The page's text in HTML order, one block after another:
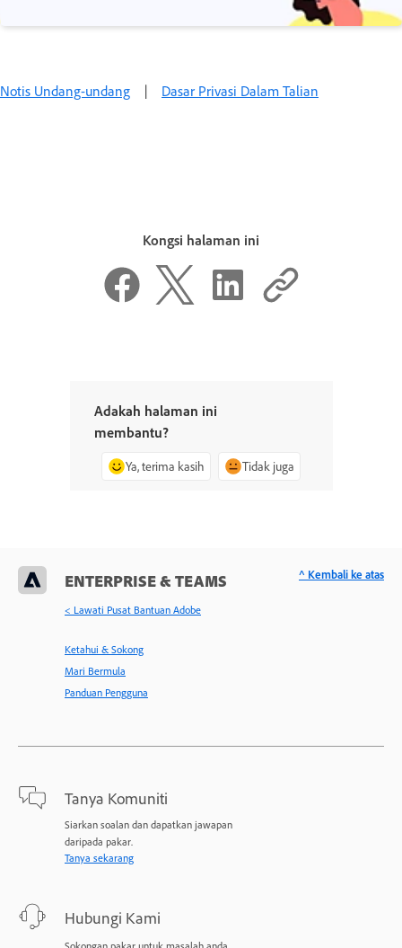
Notis Undang-undang‌ | Dasar Privasi Dalam Talian
Kongsi halaman ini
Adakah halaman ini
membantu?
Ya, terima kasih Tidak juga
ENTERPRISE & TEAMS
< Lawati Pusat Bantuan Adobe
Ketahui & Sokong
Mari Bermula
Panduan Pengguna
Tanya Komuniti
Siarkan soalan dan dapatkan jawapan
daripada pakar.
Tanya sekarang
Hubungi Kami
^ Kembali ke atas